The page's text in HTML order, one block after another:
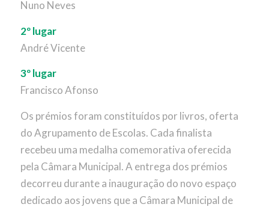
Nuno Neves
2º lugar
André Vicente
3º lugar
Francisco Afonso
Os prémios foram constituídos por livros, oferta
do Agrupamento de Escolas. Cada finalista
recebeu uma medalha comemorativa oferecida
pela Câmara Municipal. A entrega dos prémios
decorreu durante a inauguração do novo espaço
dedicado aos jovens que a Câmara Municipal de